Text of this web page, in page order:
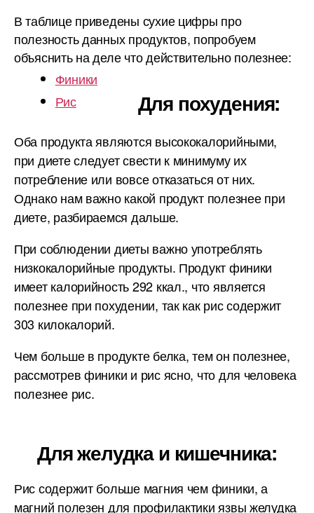
В таблице приведены сухие цифры про
полезность данных продуктов, попробуем
объяснить на деле что действительно полезнее:
Финики
Рис
Для похудения:
Оба продукта являются высококалорийными,
при диете следует свести к минимуму их
потребление или вовсе отказаться от них.
Однако нам важно какой продукт полезнее при
диете, разбираемся дальше.
При соблюдении диеты важно употреблять
низкокалорийные продукты. Продукт финики
имеет калорийность 292 ккал., что является
полезнее при похудении, так как рис содержит
303 килокалорий.
Чем больше в продукте белка, тем он полезнее,
рассмотрев финики и рис ясно, что для человека
полезнее рис.
Для желудка и кишечника:
Рис содержит больше магния чем финики, а
магний полезен для профилактики язвы желудка